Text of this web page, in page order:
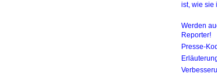
ist, wie sie
Werden
Reporter!
Presse-